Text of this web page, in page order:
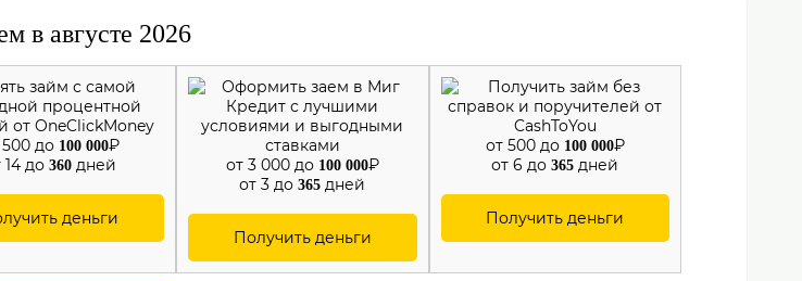
в августе 2026
500 до 100 000₽
14 до 360дней
деньги
от 3 000 до 100 000₽
от 3 до365 дней
Получить деньги
от 500 до 100 000₽
от 6 до365 дней
Получить деньги